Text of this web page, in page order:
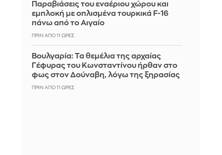
Παραβιάσεις του εναέριου χώρου και
εμπλοκή με οπλισμένα τουρκικά F-16
πάνω από το Αιγαίο
ΠΡΙΝ ΑΠΌ 11 ΏΡΕΣ
Βουλγαρία: Τα θεμέλια της αρχαίας
Γέφυρας του Κωνσταντίνου ήρθαν στο
φως στον Δούναβη, λόγω της ξηρασίας
ΠΡΙΝ ΑΠΌ 11 ΏΡΕΣ